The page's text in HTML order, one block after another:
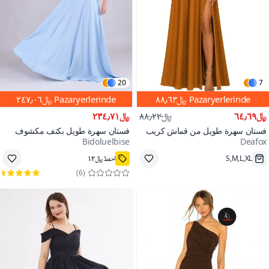
7
Pazaryerlerinde ﷼٨٨٫٦٣
﷼٦٤٫٦٩
﷼٨٨٫٢٢
فستان سهرة طويل من قماش كريب
بني تابا بأكتاف مكشوفة وفتحة
Deafox
S,M,L,XL
20
Pazaryerlerinde ﷼٢٤٧٫٠٦
﷼٢٣٤٫٧١
فستان سهرة طويل بكتف مكشوف
بلون أزرق فاتح
Bidoluelbise
100+
احفظ ﷼١٢
(
6
)